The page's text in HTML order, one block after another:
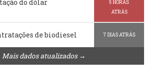
do dólar
5 HORAS
ATRÁS
de biodiesel 7 DIAS ATRÁS
Mais dados atualizados →